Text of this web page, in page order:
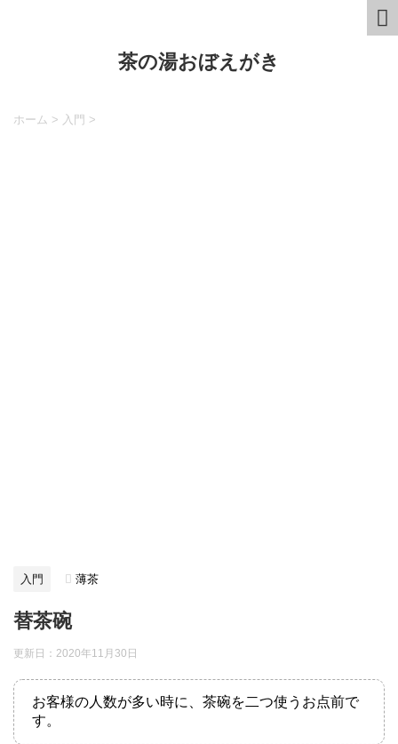
茶の湯おぼえがき
ホーム > 入門 >
入門 薄茶
替茶碗
更新日： 2020年11月30日
お客様の人数が多い時に、茶碗を二つ使うお点前で
す。